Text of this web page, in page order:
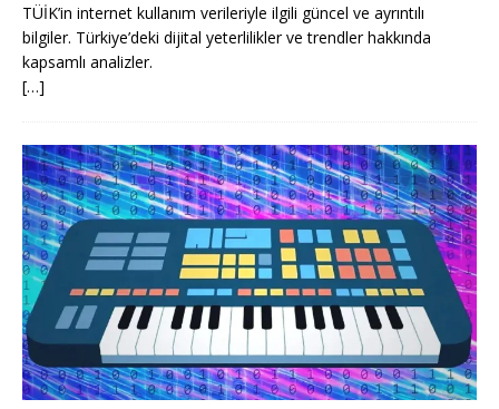
TÜİK’in internet kullanım verileriyle ilgili güncel ve ayrıntılı
bilgiler. Türkiye’deki dijital yeterlilikler ve trendler hakkında
kapsamlı analizler.
[…]